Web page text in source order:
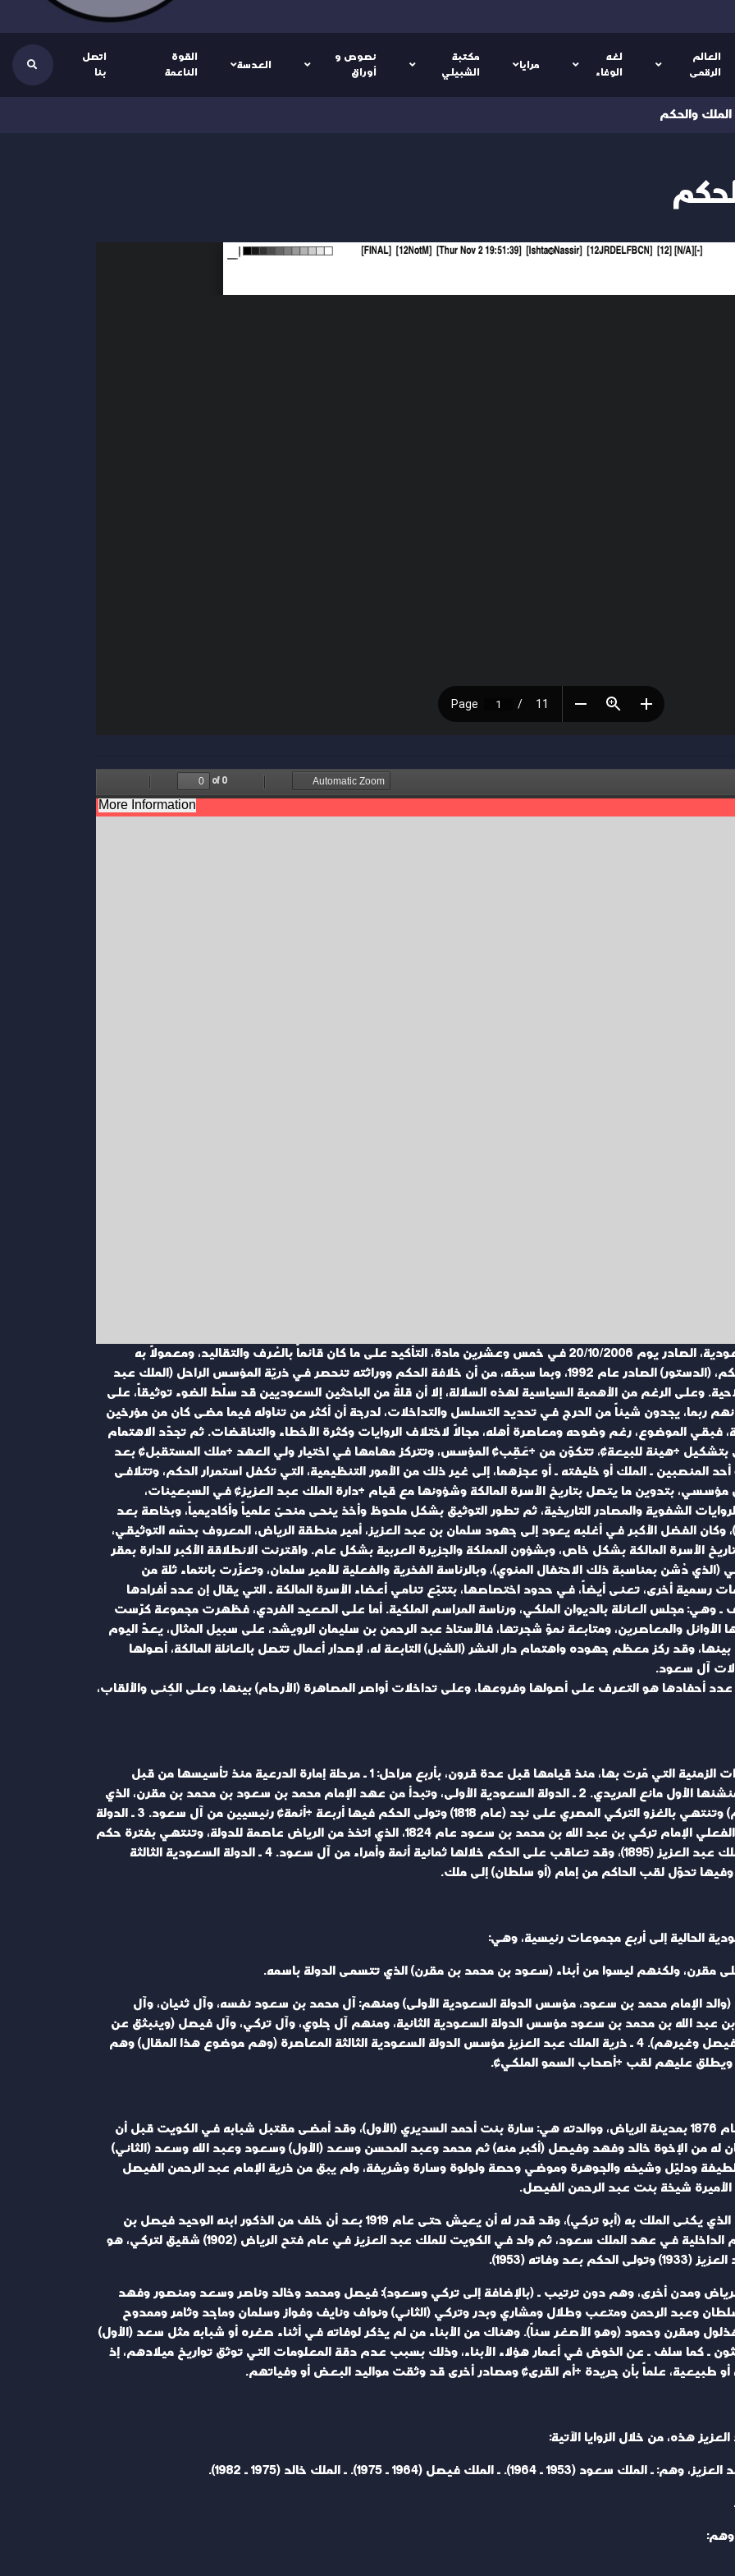
العالم
الرقمى
لغه
الوفاء
مرايا
مكتبة
الشبيلي
نصوص و
أوراق
العدسة
القوة
الناعمة
اتصل
بنا
والحكم
Next
of 0
Zoom
More Information
جدّد نظام «هيئة البيعة» في المملكة العربية السعودية، الصادر يوم 20/10/2006 في خمس وعشرين مادة، التأكيد على ما كان قائماً بالعُرف والتقاليد، ومعمولاً به
بالتطبيق، ومنصوصاً عليه في النظام الأساسي للحكم، (الدستور) الصادر عام 1992، وبما سبقه، من أن خلافة الحكم ووراثته تنحصر في ذريّة المؤسس الراحل (الملك عبد
وعلى الرغم من الأهمية السياسية لهذه السلالة، إلا أن قلةً من الباحثين السعوديين قد سلّط الضوء توثيقاً، على
لأنهم ربما، يجدون شيئاً من الحرج في تحديد التسلسل والتداخلات، لدرجة أن أكثر من تناوله فيما مضى كان من مؤرخين
فبقي الموضوع، رغم وضوحه ومعاصرة أهله، مجالاً لاختلاف الروايات وكثرة الأخطاء والتناقضات. ثم تجدّد الاهتمام
بتشكيل «هيئة للبيعة»، تتكوّن من «عَقِب» المؤسس، وتتركز مهامها في اختيار ولي العهد «ملك المستقبل» بعد
المنصبين ـ الملك أو خليفته ـ أو عجزهما، إلى غير ذلك من الأمور التنظيمية، التي تكفل استمرار الحكم، وتتلافى
بتدوين ما يتصل بتاريخ الأسرة المالكة وشؤونها مع قيام «دارة الملك عبد العزيز» في السبعينات،
الشفوية والمصادر التاريخية، ثم تطور التوثيق بشكل ملحوظ وأخذ ينحى منحىً علمياً وأكاديمياً، وبخاصة بعد
بالذكرى المئوية لتأسيس المملكة (1999م)، وكان الفضل الأكبر في أغلبه يعود إلى جهود سلمان بن عبد العزيز، أمير منطقة الرياض، المعروف بحسّه التوثيقي،
الأسرة المالكة بشكل خاص، وبشؤون المملكة والجزيرة العربية بشكل عام. واقترنت الانطلاقة الأكبر للدارة بمقر
دُشن بمناسبة ذلك الاحتفال المئوي)، وبالرئاسة الفخرية والفعلية للأمير سلمان، وتعزّرت بانتماء ثلة من
رسمية أخرى، تعنى أيضاً، في حدود اختصاصها، بتتبّع تنامي أعضاء الأسرة المالكة ـ التي يقال إن عدد أفرادها
ـ وهي: مجلس العائلة بالديوان الملكي، ورئاسة المراسم الملكية. أما على الصعيد الفردي، فظهرت مجموعة كرّست
الأوائل والمعاصرين، ومتابعة نموّ شجرتها، فالأستاذ عبد الرحمن بن سليمان الرويشد، على سبيل المثال، يعدّ اليوم
وقد ركز معظم جهوده واهتمام دار النشر (الشبل) التابعة له، لإصدار أعمال تتصل بالعائلة المالكة، أصولها
آل سعود.
أحفادها هو التعرف على أصولها وفروعها، وعلى تداخلات أواصر المصاهرة (الأرحام) بينها، وعلى الكِنى والألقاب،
* يتوافق مؤرخو الدولة السعودية على تسمية الفترات الزمنية التي مّرت بها، منذ قيامها قبل عدة قرون، بأربع مراحل: 1 ـ مرحلة إمارة الدرعية منذ تأسيسها من قبل
أسلافهم الأقدمين في حدود عام 850هـ على يد منشئها الأول مانع المريدي. 2 ـ الدولة السعودية الأولى، وتبدأ من عهد الإمام محمد بن سعود بن محمد بن مقرن، الذي
تحالف مع الشيخ محمد بن عبد الوهاب (عام 1753م) وتنتهي بالغزو التركي المصري على نجد (عام 1818) وتولى الحكم فيها أربعة «أئمة» رئيسيين من آل سعود. 3 ـ الدولة
السعودية الثانية، وتبدأ تاريخياً من عهد مؤسسها الفعلي الإمام تركي بن عبد الله بن محمد بن سعود عام 1824، الذي اتخذ من الرياض عاصمة للدولة، وتنتهي بفترة حكم
قصيرة لحفيده الإمام عبد الرحمن الفيصل، والد الملك عبد العزيز (1895)، وقد تعاقب على الحكم خلالها ثمانية أئمة وأمراء من آل سعود. 4 ـ الدولة السعودية الثالثة
الحالية إلى أربع مجموعات رئيسية، وهي:
الإمام محمد بن سعود، مؤسس الدولة السعودية الأولى) ومنهم: آل محمد بن سعود نفسه، وآل ثنيان، وآل
من الإمام تركي بن عبد الله بن محمد بن سعود مؤسس الدولة السعودية الثانية، ومنهم آل جلوي، وآل تركي، وآل فيصل (وينبثق عن
الأخيرين: آل عبد الرحمن بن فيصل، وآل سعود بن فيصل وغيرهم). 4 ـ ذرية الملك عبد العزيز مؤسس الدولة السعودية الثالثة المعاصرة (وهم موضوع هذا المقال) وهم
ويطلق عليهم لقب «أصحاب السمو الملكي».
* كانت ولادة الملك عبد العزيز ـ على الأرجح ـ في عام 1876 بمدينة الرياض، ووالدته هي: سارة بنت أحمد السديري (الأول)، وقد أمضى مقتبل شبابه في الكويت قبل أن
الثانية لاستعادة الرياض (1902)، وكان له من الإخوة خالد وفهد وفيصل (أكبر منه) ثم محمد وعبد المحسن وسعد (الأول) وسعود وعبد الله وسعد (الثاني)
ودليّل وشيخه والجوهرة وموضي وحصة ولولوة وسارة وشريفة، ولم يبق من ذرية الإمام عبد الرحمن الفيصل
شيخة بنت عبد الرحمن الفيصل.
وفي أثناء مكوثه في الكويت، ولد نجله الأكبر تركي الذي يكنى الملك به (أبو تركي)، وقد قدر له أن يعيش حتى عام 1919 بعد أن خلف من الذكور ابنه الوحيد فيصل بن
تركي (الأول) الذي كان تولى حقيبة وزارتي العمل ثم الداخلية في عهد الملك سعود، ثم ولد في الكويت للملك عبد العزيز في عام فتح الرياض (1902) شقيق لتركي، هو
(1953).
الرياض ومدن أخرى، وهم دون ترتيب ـ (بالإضافة إلى تركي وسعود): فيصل ومحمد وخالد وناصر وسعد ومنصور وفهد
وعبد الرحمن ومتعب وطلال ومشاري وبدر وتركي (الثاني) ونواف ونايف وفواز وسلمان وماجد وثامر وممدوح
ومقرن وحمود (وهو الأصغر سناً). وهناك من الأبناء من لم يذكر لوفاته في أثناء صغره أو شبابه مثل سعد (الأول)
ـ كما سلف ـ عن الخوض في أعمار هؤلاء الأبناء، وذلك بسبب عدم دقة المعلومات التي توثق تواريخ ميلادهم، إذ
طبيعية، علماً بأن جريدة «أم القرى» ومصادر أخرى قد وثقت مواليد البعض أو وفياتهم.
هذه، من خلال الزوايا الآتية:
ـ الملك فيصل (1964 ـ 1975). ـ الملك خالد (1975 ـ 1982).
وهم: